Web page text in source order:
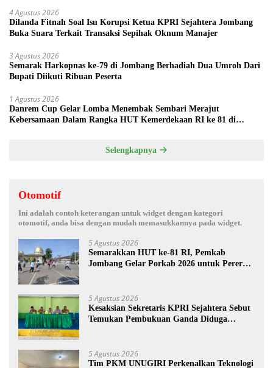
4 Agustus 2026
Dilanda Fitnah Soal Isu Korupsi Ketua KPRI Sejahtera Jombang
Buka Suara Terkait Transaksi Sepihak Oknum Manajer
3 Agustus 2026
Semarak Harkopnas ke-79 di Jombang Berhadiah Dua Umroh Dari
Bupati Diikuti Ribuan Peserta
1 Agustus 2026
Danrem Cup Gelar Lomba Menembak Sembari Merajut
Kebersamaan Dalam Rangka HUT Kemerdekaan RI ke 81 di
Selengkapnya
Otomotif
Ini adalah contoh keterangan untuk widget dengan kategori
otomotif, anda bisa dengan mudah memasukkannya pada widget.
5 Agustus 2026
Semarakkan HUT ke-81 RI, Pemkab
Jombang Gelar Porkab 2026 untuk Pererat
5 Agustus 2026
Kesaksian Sekretaris KPRI Sejahtera Sebut
Temukan Pembukuan Ganda Diduga
5 Agustus 2026
Tim PKM UNUGIRI Perkenalkan Teknologi